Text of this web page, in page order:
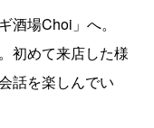
場Choi」へ。
初めて来店した様
話を楽しんでい